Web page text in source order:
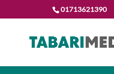
01713621390